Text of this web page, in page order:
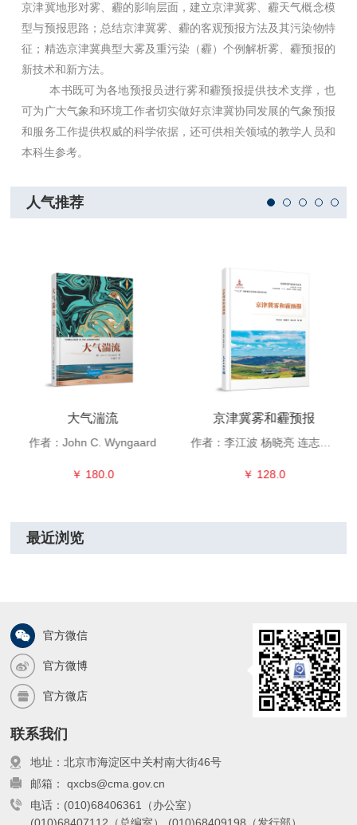
京津冀地形对雾、霾的影响层面，建立京津冀雾、霾天气概念模
型与预报思路；总结京津冀雾、霾的客观预报方法及其污染物特
征；精选京津冀典型大雾及重污染（霾）个例解析雾、霾预报的
新技术和新方法。
本书既可为各地预报员进行雾和霾预报提供技术支撑，也
可为广大气象和环境工作者切实做好京津冀协同发展的气象预报
和服务工作提供权威的科学依据，还可供相关领域的教学人员和
本科生参考。
人气推荐
大气湍流
作者：John C. Wyngaard
￥ 180.0
京津冀雾和霾预报
作者：李江波 杨晓亮 连志鸾 等
￥ 128.0
最近浏览
官方微信
官方微博
官方微店
联系我们
地址：北京市海淀区中关村南大街46号
邮箱： qxcbs@cma.gov.cn
电话：(010)68406361（办公室）